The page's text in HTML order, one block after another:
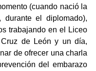
(cuando nació la
durante el diplomado),
trabajando en el Liceo
Cruz de León y un día,
de ofrecer una charla
del embarazo